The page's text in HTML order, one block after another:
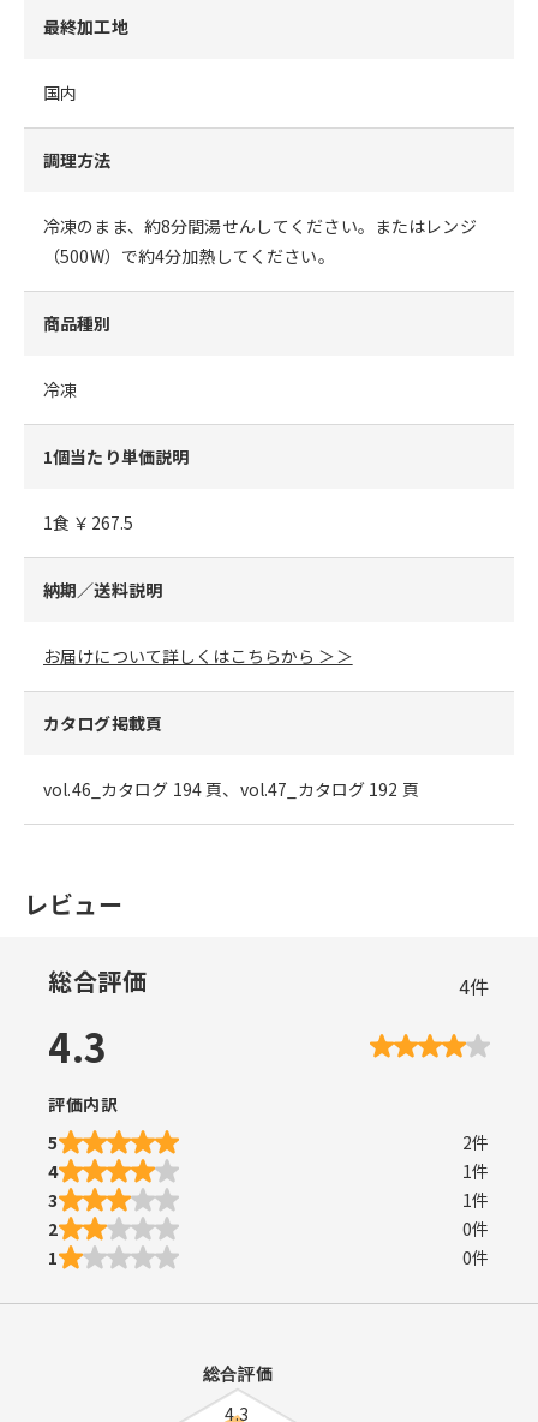
最終加工地
国内
調理方法
冷凍のまま、約8分間湯せんしてください。またはレンジ
（500W）で約4分加熱してください。
商品種別
冷凍
1個当たり単価説明
1食 ￥267.5
納期／送料説明
お届けについて詳しくはこちらから ＞＞
カタログ掲載頁
vol.46_カタログ 194 頁、vol.47_カタログ 192 頁
レビュー
総合評価 4件
4.3
評価内訳
5
2件
4
1件
3
1件
2
0件
1
0件